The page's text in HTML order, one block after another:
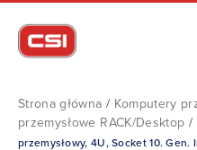
Strona główna / Komputery
przemysłowe RACK/Desktop /
przemysłowy, 4U, Socket 10. Gen.